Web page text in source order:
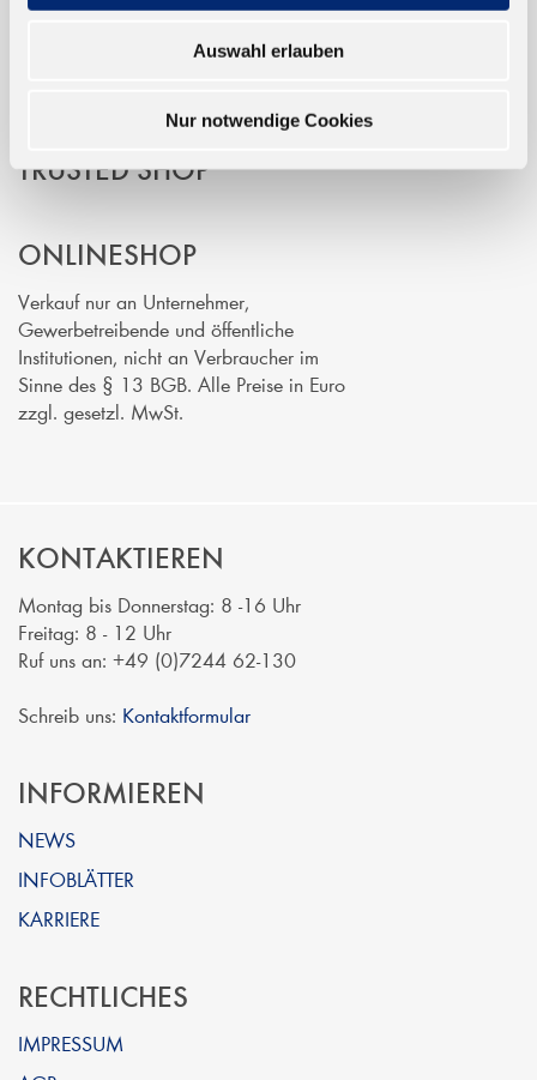
Auswahl erlauben
Nur notwendige Cookies
TRUSTED SHOP
ONLINESHOP
Verkauf nur an Unternehmer,
Gewerbetreibende und öffentliche
Institutionen, nicht an Verbraucher im
Sinne des § 13 BGB. Alle Preise in Euro
zzgl. gesetzl. MwSt.
KONTAKTIEREN
Montag bis Donnerstag: 8 -16 Uhr
Freitag: 8 - 12 Uhr
Ruf uns an: +49 (0)7244 62-130
Schreib uns: Kontaktformular
INFORMIEREN
NEWS
INFOBLÄTTER
KARRIERE
RECHTLICHES
IMPRESSUM